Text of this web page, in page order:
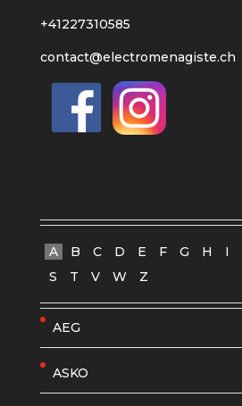
+41227310585
contact@electromenagiste.ch
A B C D E F G H I
S
T V W Z
AEG
ASKO